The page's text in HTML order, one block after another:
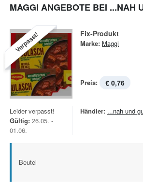
MAGGI ANGEBOTE BEI ...NAH
Verpasst! Fix-Produkt
Marke: Maggi
Preis: € 0,76
Leider verpasst!
Gültig: 26.05. -
01.06.
Händler: ...nah und
Beutel